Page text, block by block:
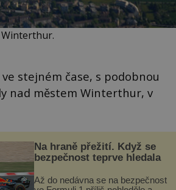
Winterthur.
stejném čase, s podobnou
nad městem Winterthur, v
Na hraně přežití. Když se
bezpečnost teprve hledala
Až do nedávna se na bezpečnost